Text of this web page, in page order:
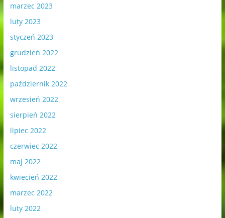
marzec 2023
luty 2023
styczeń 2023
grudzień 2022
listopad 2022
październik 2022
wrzesień 2022
sierpień 2022
lipiec 2022
czerwiec 2022
maj 2022
kwiecień 2022
marzec 2022
luty 2022